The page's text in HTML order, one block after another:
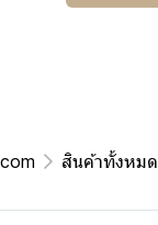
สินค้าทั้งหมด